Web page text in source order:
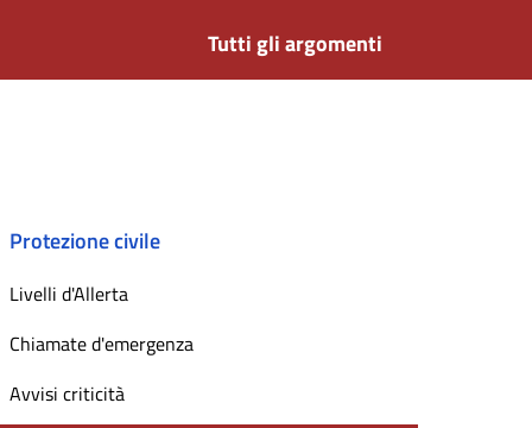
Tutti gli argomenti
Protezione civile
Livelli d'Allerta
Chiamate d'emergenza
Avvisi criticità